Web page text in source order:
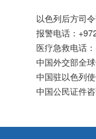
以色列后方司
报警电话：
医疗急救电话
中国外交部全
中国驻以色列
中国公民证件